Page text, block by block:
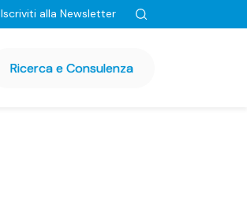
Iscriviti alla Newsletter
Ricerca e Consulenza